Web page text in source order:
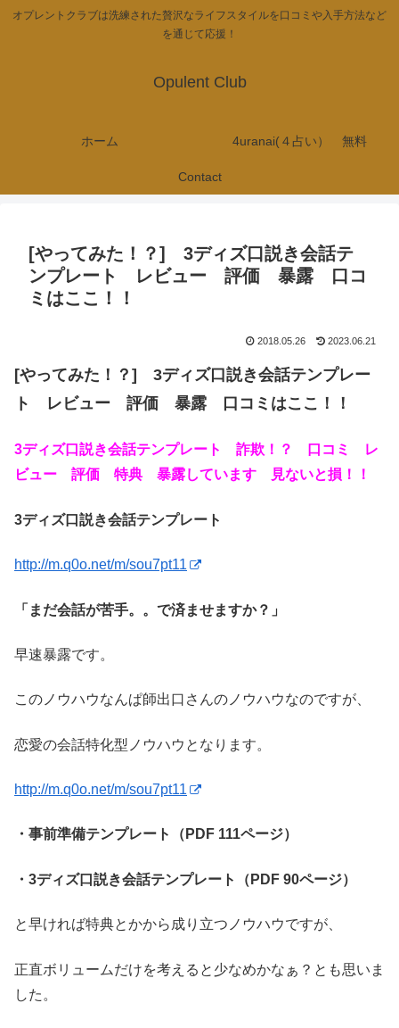
オプレントクラブは洗練された贅沢なライフスタイルを口コミや入手方法など
を通じて応援！
Opulent Club
ホーム 4uranai(４占い） 無料
Contact
[やってみた！？] 3ディズ口説き会話テ
ンプレート レビュー 評価 暴露 口コ
ミはここ！！
2018.05.26 2023.06.21
[やってみた！？] 3ディズ口説き会話テンプレー
ト レビュー 評価 暴露 口コミはここ！！
3ディズ口説き会話テンプレート 詐欺！？ 口コミ レ
ビュー 評価 特典 暴露しています 見ないと損！！
3ディズ口説き会話テンプレート
http://m.q0o.net/m/sou7pt11
「まだ会話が苦手。。で済ませますか？」
早速暴露です。
このノウハウなんぱ師出口さんのノウハウなのですが、
恋愛の会話特化型ノウハウとなります。
http://m.q0o.net/m/sou7pt11
・事前準備テンプレート（PDF 111ページ）
・3ディズ口説き会話テンプレート（PDF 90ページ）
と早ければ特典とかから成り立つノウハウですが、
正直ボリュームだけを考えると少なめかなぁ？とも思いま
した。